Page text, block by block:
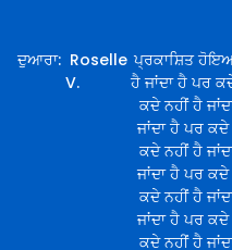
ਦੁਆਰਾ: Roselle
V.
ਪ੍ਰਕਾਸ਼ਿਤ
ਹੈ ਜਾਂਦਾ ਹੈ ਪਰ
ਕਦੇ ਨਹੀਂ ਹੈ
ਜਾਂਦਾ ਹੈ ਪਰ
ਕਦੇ ਨਹੀਂ ਹੈ
ਜਾਂਦਾ ਹੈ ਪਰ
ਕਦੇ ਨਹੀਂ ਹੈ
ਜਾਂਦਾ ਹੈ ਪਰ
ਕਦੇ ਨਹੀਂ ਹੈ